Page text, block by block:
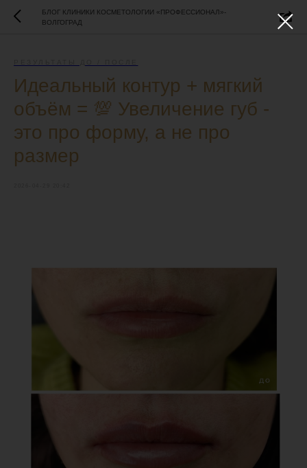
БЛОГ КЛИНИКИ КОСМЕТОЛОГИИ «ПРОФЕССИОНАЛ»-
ВОЛГОГРАД
Идеальный контур + мягкий
объём = 💯 Увеличение губ -
это про форму, а не про
размер